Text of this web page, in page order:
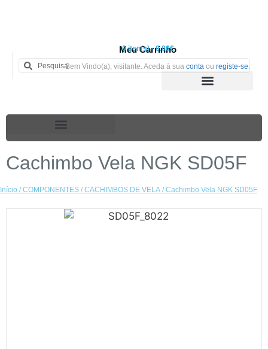
Meu Carrinho
0 iten(s) - 0.00€
Bem Vindo(a), visitante. Aceda à sua conta ou registe-se.
Cachimbo Vela NGK SD05F
Início /COMPONENTES /CACHIMBOS DE VELA / Cachimbo Vela NGK SD05F